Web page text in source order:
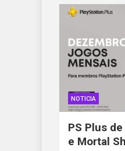
NOTICIA
PS Plus
e Mortal